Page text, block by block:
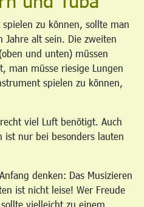
zu können, sollte man
Jahre alt sein. Die zweiten
und unten) müssen
man müsse riesige Lungen
spielen zu können,
viel Luft benötigt. Auch
ist nur bei besonders lauten
denken: Das Musizieren
ist nicht leise! Wer Freude
vielleicht zu einem